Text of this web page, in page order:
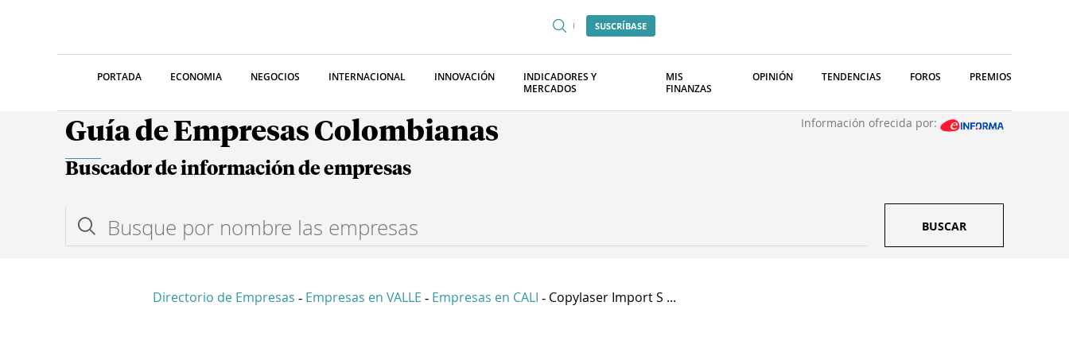
SUSCRÍBASE
PORTADA ECONOMIA NEGOCIOS INTERNACIONAL INNOVACIÓN
INDICADORES Y
MERCADOS
MIS
FINANZAS
OPINIÓN TENDENCIAS FOROS PREMIOS
Guía de Empresas Colombianas Información ofrecida por:
Buscador de información de empresas
BUSCAR
Directorio de Empresas - Empresas en VALLE - Empresas en CALI - Copylaser Import S ...